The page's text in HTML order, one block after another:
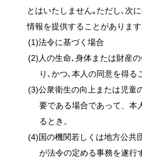
とはいたしません｡ただし､次
情報を提供することがあります
(1)法令に基づく場合
(2)人の生命､身体または財産
り､かつ､本人の同意を得る
(3)公衆衛生の向上または児童
要である場合であって、本
るとき。
(4)国の機関若しくは地方公共
が法令の定める事務を遂行